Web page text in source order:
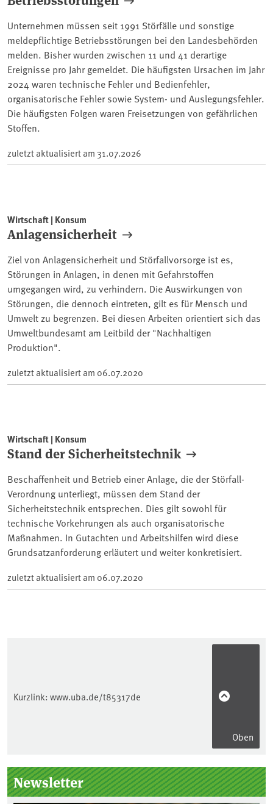
Unternehmen müssen seit 1991 Störfälle und sonstige
meldepflichtige Betriebsstörungen bei den Landesbehörden
melden. Bisher wurden zwischen 11 und 41 derartige
Ereignisse pro Jahr gemeldet. Die häufigsten Ursachen im Jahr
2024 waren technische Fehler und Bedienfehler,
organisatorische Fehler sowie System- und Auslegungsfehler.
Die häufigsten Folgen waren Freisetzungen von gefährlichen
Stoffen.
zuletzt aktualisiert am 31.07.2026
Wirtschaft | Konsum
Anlagensicherheit
Ziel von Anlagensicherheit und Störfallvorsorge ist es,
Störungen in Anlagen, in denen mit Gefahrstoffen
umgegangen wird, zu verhindern. Die Auswirkungen von
Störungen, die dennoch eintreten, gilt es für Mensch und
Umwelt zu begrenzen. Bei diesen Arbeiten orientiert sich das
Umweltbundesamt am Leitbild der "Nachhaltigen
Produktion".
zuletzt aktualisiert am 06.07.2020
Wirtschaft | Konsum
Stand der Sicherheitstechnik
Beschaffenheit und Betrieb einer Anlage, die der Störfall-
Verordnung unterliegt, müssen dem Stand der
Sicherheitstechnik entsprechen. Dies gilt sowohl für
technische Vorkehrungen als auch organisatorische
Maßnahmen. In Gutachten und Arbeitshilfen wird diese
Grundsatzanforderung erläutert und weiter konkretisiert.
zuletzt aktualisiert am 06.07.2020
Kurzlink: www.uba.de/t85317de
Oben
Seitenleiste
Newsletter